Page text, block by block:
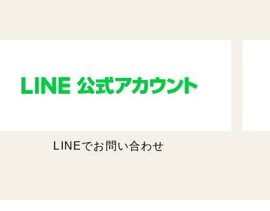
LINEでお問い合わせ